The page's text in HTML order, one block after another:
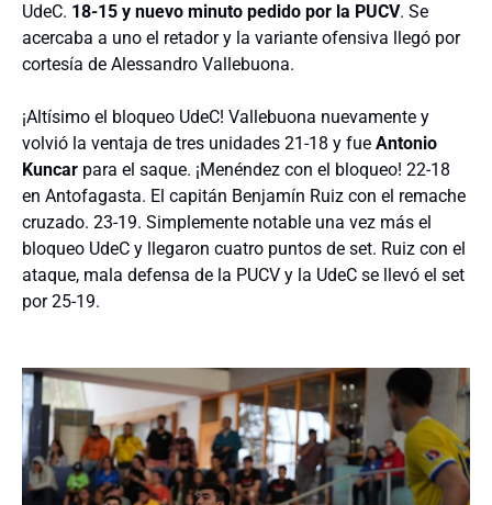
UdeC. 18-15 y nuevo minuto pedido por la PUCV. Se
acercaba a uno el retador y la variante ofensiva llegó por
cortesía de Alessandro Vallebuona.
¡Altísimo el bloqueo UdeC! Vallebuona nuevamente y
volvió la ventaja de tres unidades 21-18 y fue Antonio
Kuncar para el saque. ¡Menéndez con el bloqueo! 22-18
en Antofagasta. El capitán Benjamín Ruiz con el remache
cruzado. 23-19. Simplemente notable una vez más el
bloqueo UdeC y llegaron cuatro puntos de set. Ruiz con el
ataque, mala defensa de la PUCV y la UdeC se llevó el set
por 25-19.